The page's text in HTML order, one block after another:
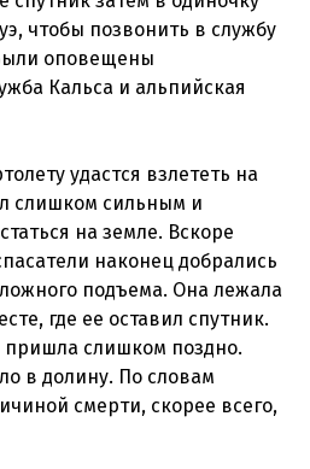
чтобы позвонить в службу
оповещены
Кальса и альпийская
удастся взлететь на
слишком сильным и
на земле. Вскоре
наконец добрались
подъема. Она лежала
где ее оставил спутник.
слишком поздно.
в долину. По словам
смерти, скорее всего,